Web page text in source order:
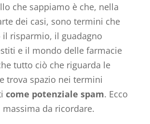
che sappiamo è che, nella
dei casi, sono termini che
il risparmio, il guadagno
e il mondo delle farmacie
tutto ciò che riguarda le
trova spazio nei termini
come potenziale spam. Ecco
da ricordare.